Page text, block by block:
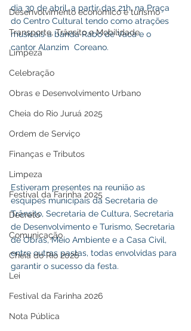
Desenvolvimento econômico e turismo
Transporte, Trânsito e Mobilidade
Limpeza
Celebração
Obras e Desenvolvimento Urbano
Cheia do Rio Juruá 2025
Ordem de Serviço
Finanças e Tributos
Limpeza
Festival da Farinha 2025
Decreto
Comunicação
Cheia do Rio 2026
Lei
Festival da Farinha 2026
Nota Pública
dia 30 de abril, a partir das 21h, na Praça
do Centro Cultural tendo como atrações
musicais a banda Rabo de Vaca e o
cantor Alanzim  Coreano.
Estiveram presentes na reunião as
esquipes municipais da Secretaria de
Trânsito, Secretaria de Cultura, Secretaria
de Desenvolvimento e Turismo, Secretaria
de Obras, Meio Ambiente e a Casa Civil,
entre outras pastas, todas envolvidas para
garantir o sucesso da festa.